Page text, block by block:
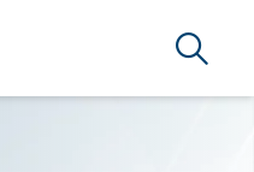
Suche